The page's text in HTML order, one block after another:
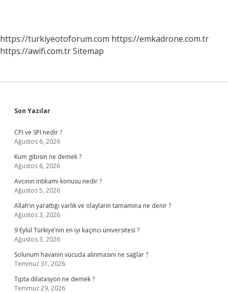
https://turkiyeotoforum.com https://emkadrone.com.tr
https://awifi.com.trSitemap
Sidebar
Son Yazılar
CPI ve SPI nedir ?
Ağustos 6, 2026
Kum gibisin ne demek ?
Ağustos 6, 2026
Avcının intikamı konusu nedir ?
Ağustos 5, 2026
Allah’ın yarattığı varlık ve olaylarin tamamına ne denir ?
Ağustos 3, 2026
9 Eylül Türkiye’nin en iyi kaçıncı üniversitesi ?
Ağustos 3, 2026
Solunum havanın vücuda alınmasını ne sağlar ?
Temmuz 31, 2026
Tıpta dilatasyon ne demek ?
Temmuz 29, 2026